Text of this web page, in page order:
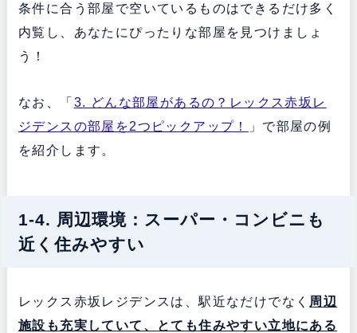
条件に合う部屋で空いているものはできるだけ多く
内覧し、あなたにぴったりな部屋を見つけましょ
う！
なお、「 3. どんな部屋があるの？レックス赤坂レ
ジデンスの部屋を2つピックアップ！
」で部屋の例
を紹介します。
1-4. 周辺環境：スーパー・コンビニも
近く住みやすい
レックス赤坂レジデンスは、駅近なだけでなく 周辺
施設も充実していて、とても住みやすい立地にある